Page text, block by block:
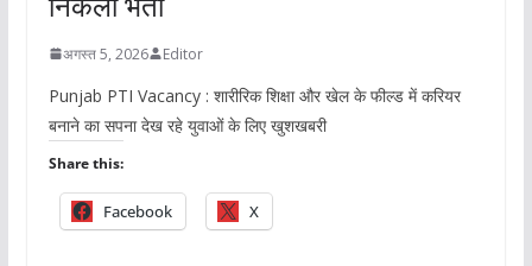
अगस्त 5, 2026 Editor
Punjab PTI Vacancy : शारीरिक शिक्षा और खेल के फील्ड में करियर
बनाने का सपना देख रहे युवाओं के लिए खुशखबरी
Share this:
Facebook X